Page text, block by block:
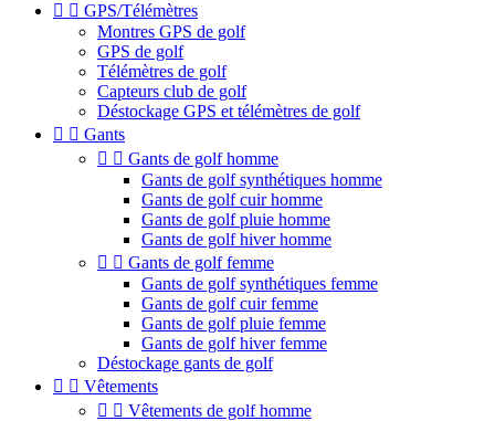
  GPS/Télémètres
Montres GPS de golf
GPS de golf
Télémètres de golf
Capteurs club de golf
Déstockage GPS et télémètres de golf
  Gants
  Gants de golf homme
Gants de golf synthétiques homme
Gants de golf cuir homme
Gants de golf pluie homme
Gants de golf hiver homme
  Gants de golf femme
Gants de golf synthétiques femme
Gants de golf cuir femme
Gants de golf pluie femme
Gants de golf hiver femme
Déstockage gants de golf
  Vêtements
  Vêtements de golf homme